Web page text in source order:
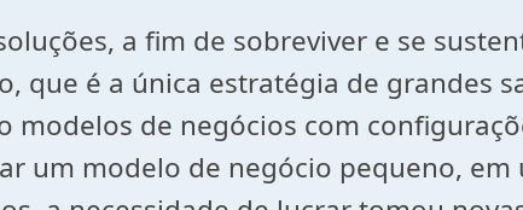
a fim de sobreviver e se
que é a única estratégia de grandes
modelos de negócios com
um modelo de negócio pequeno, em